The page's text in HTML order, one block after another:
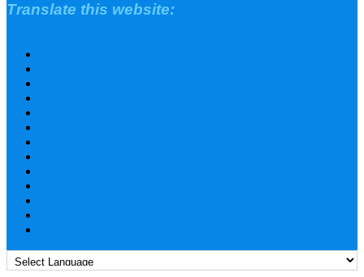
Translate this website: